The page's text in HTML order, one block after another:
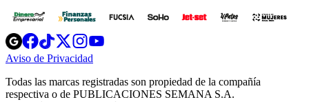
Opens
in
new
Opens
in
new
Opens
in
new
window
Opens
new
windowwindow
Aviso de Privacidad
new
window
Todas las marcas registradas son propiedad de la compañía
respectiva o de PUBLICACIONES SEMANA S.A.